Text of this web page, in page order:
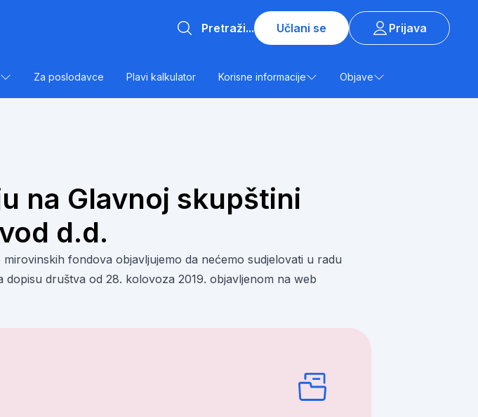
Učlani se
Prijava
Za poslodavce Plavi kalkulator Korisne informacije Objave
na Glavnoj skupštini
d.d.
fondova objavljujemo da nećemo sudjelovati u radu
dopisu društva od 28. kolovoza 2019. objavljenom na web